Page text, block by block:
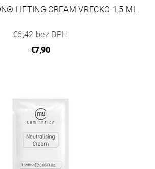
LIFTING CREAM VRECKO 1,5 ML
€6,42 bez DPH
€7,90